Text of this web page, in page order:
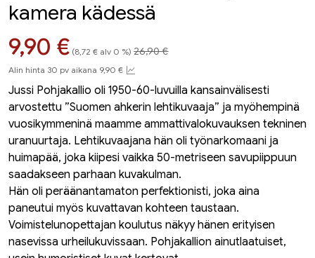
kamera kädessä
Hinta nyt
9,90 € (8,72 € alv 0 %) 26,90 €
Alin hinta 30 pv aikana 9,90 €
Jussi Pohjakallio oli 1950-60-luvuilla kansainvälisesti
arvostettu ”Suomen ahkerin lehtikuvaaja” ja myöhempinä
vuosikymmeninä maamme ammattivalokuvauksen tekninen
uranuurtaja. Lehtikuvaajana hän oli työnarkomaani ja
huimapää, joka kiipesi vaikka 50-metriseen savupiippuun
saadakseen parhaan kuvakulman.
Hän oli peräänantamaton perfektionisti, joka aina
paneutui myös kuvattavan kohteen taustaan.
Voimistelunopettajan koulutus näkyy hänen erityisen
nasevissa urheilukuvissaan. Pohjakallion ainutlaatuiset,